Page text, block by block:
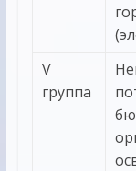
V
группа